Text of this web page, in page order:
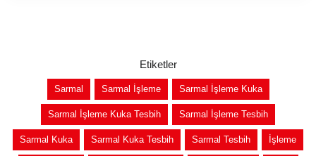
Etiketler
Sarmal Sarmal İşleme Sarmal İşleme Kuka
Sarmal İşleme Kuka Tesbih Sarmal İşleme Tesbih
Sarmal Kuka Sarmal Kuka Tesbih Sarmal Tesbih İşleme